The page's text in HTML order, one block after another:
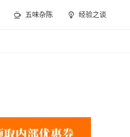
五味杂陈 经验之谈